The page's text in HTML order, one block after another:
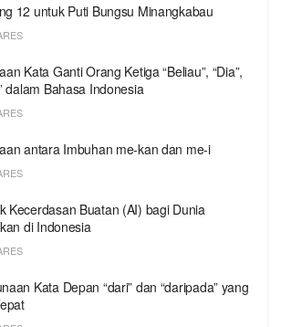
12 untuk Puti Bungsu Minangkabau
Kata Ganti Orang Ketiga “Beliau”, “Dia”,
dalam Bahasa Indonesia
antara Imbuhan me-kan dan me-i
Kecerdasan Buatan (AI) bagi Dunia
di Indonesia
Kata Depan “dari” dan “daripada” yang